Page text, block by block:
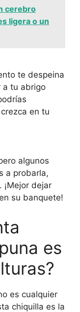
cerebro
ligera o un
te despeina
a tu abrigo
en tu
algunos
a probarla,
¡Mejor dejar
su banquete!
es
es cualquier
chiquilla es la